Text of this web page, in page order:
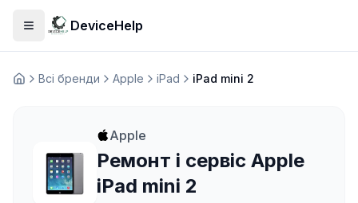
Відкрити меню
DeviceHelp
ДомашняВсі бренди Apple iPad iPad mini 2
Apple
Ремонт і сервіс Apple
iPad mini 2